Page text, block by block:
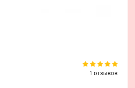
1 отзывов